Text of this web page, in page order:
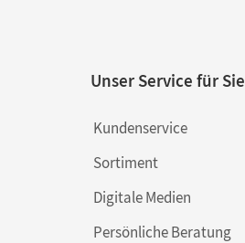
Unser Service für Sie
Kundenservice
Sortiment
Digitale Medien
Persönliche Beratung